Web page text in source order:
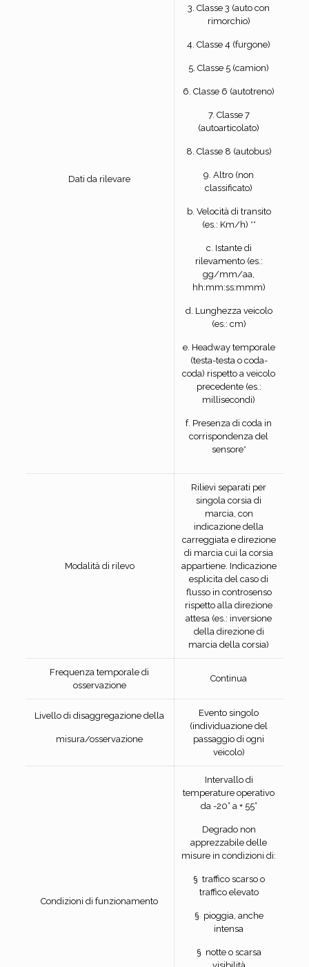
Dati da rilevare
3. Classe 3 (auto con
rimorchio)
4. Classe 4 (furgone)
5. Classe 5 (camion)
6. Classe 6 (autotreno)
7. Classe 7
(autoarticolato)
8. Classe 8 (autobus)
9. Altro (non
classificato)
b. Velocità di transito
(es.: Km/h) **
c. Istante di
rilevamento (es.:
gg/mm/aa,
hh:mm:ss:mmm)
d. Lunghezza veicolo
(es.: cm)
e. Headway temporale
(testa-testa o coda-
coda) rispetto a veicolo
precedente (es.:
millisecondi)
f. Presenza di coda in
corrispondenza del
sensore*
Modalità di rilevo
Rilievi separati per
singola corsia di
marcia, con
indicazione della
carreggiata e direzione
di marcia cui la corsia
appartiene. Indicazione
esplicita del caso di
flusso in controsenso
rispetto alla direzione
attesa (es.: inversione
della direzione di
marcia della corsia)
Frequenza temporale di
osservazione
Continua
Livello di disaggregazione della
misura/osservazione
Evento singolo
(individuazione del
passaggio di ogni
veicolo)
Condizioni di funzionamento
Intervallo di
temperature operativo
da -20° a + 55°
Degrado non
apprezzabile delle
misure in condizioni di:
§ traffico scarso o
traffico elevato
§ pioggia, anche
intensa
§ notte o scarsa